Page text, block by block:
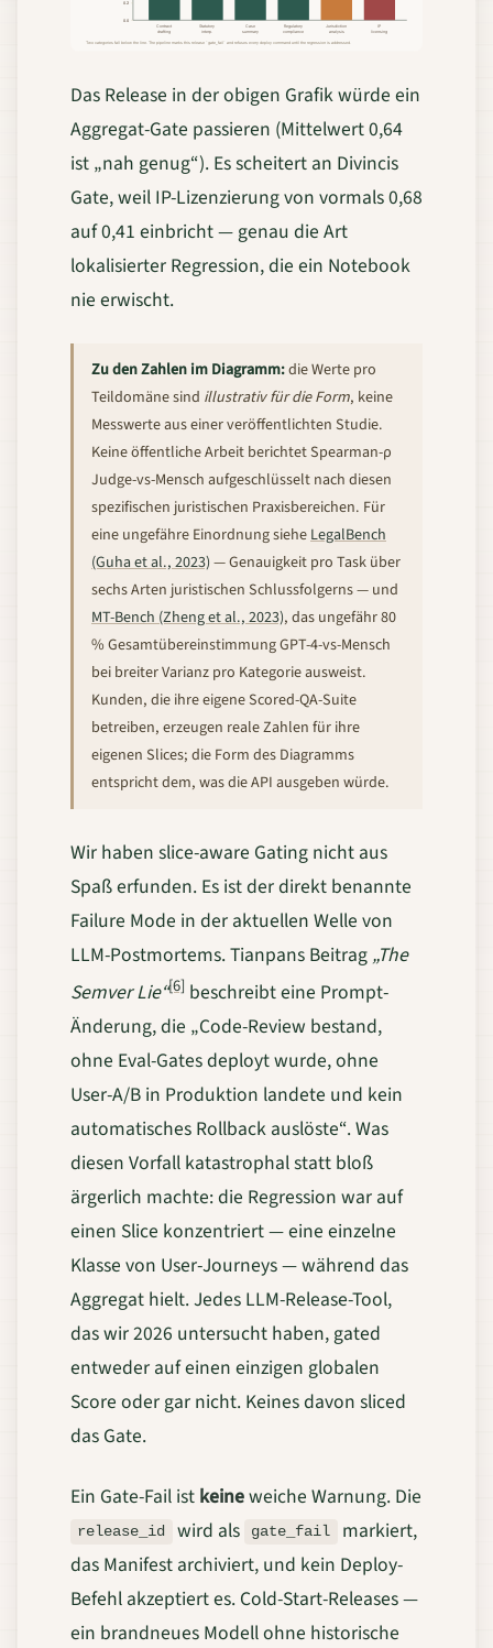
Das Release in der obigen Grafik würde ein
Aggregat-Gate passieren (Mittelwert 0,64
ist „nah genug“). Es scheitert an Divincis
Gate, weil IP-Lizenzierung von vormals 0,68
auf 0,41 einbricht — genau die Art
lokalisierter Regression, die ein Notebook
nie erwischt.
Zu den Zahlen im Diagramm:die Werte pro
Teildomäne sind illustrativ für die Form, keine
Messwerte aus einer veröffentlichten Studie.
Keine öffentliche Arbeit berichtet Spearman-ρ
Judge-vs-Mensch aufgeschlüsselt nach diesen
spezifischen juristischen Praxisbereichen. Für
eine ungefähre Einordnung siehe LegalBench
(Guha et al., 2023) — Genauigkeit pro Task über
sechs Arten juristischen Schlussfolgerns — und
MT-Bench (Zheng et al., 2023), das ungefähr 80
% Gesamtübereinstimmung GPT-4-vs-Mensch
bei breiter Varianz pro Kategorie ausweist.
Kunden, die ihre eigene Scored-QA-Suite
betreiben, erzeugen reale Zahlen für ihre
eigenen Slices; die Form des Diagramms
entspricht dem, was die API ausgeben würde.
Wir haben slice-aware Gating nicht aus
Spaß erfunden. Es ist der direkt benannte
Failure Mode in der aktuellen Welle von
LLM-Postmortems. Tianpans Beitrag „The
Semver Lie“[6] beschreibt eine Prompt-
Änderung, die „Code-Review bestand,
ohne Eval-Gates deployt wurde, ohne
User-A/B in Produktion landete und kein
automatisches Rollback auslöste“. Was
diesen Vorfall katastrophal statt bloß
ärgerlich machte: die Regression war auf
einen Slice konzentriert — eine einzelne
Klasse von User-Journeys — während das
Aggregat hielt. Jedes LLM-Release-Tool,
das wir 2026 untersucht haben, gated
entweder auf einen einzigen globalen
Score oder gar nicht. Keines davon sliced
das Gate.
Ein Gate-Fail ist keineweiche Warnung. Die
release_id wird als gate_fail
markiert,
das Manifest archiviert, und kein Deploy-
Befehl akzeptiert es. Cold-Start-Releases —
ein brandneues Modell ohne historische